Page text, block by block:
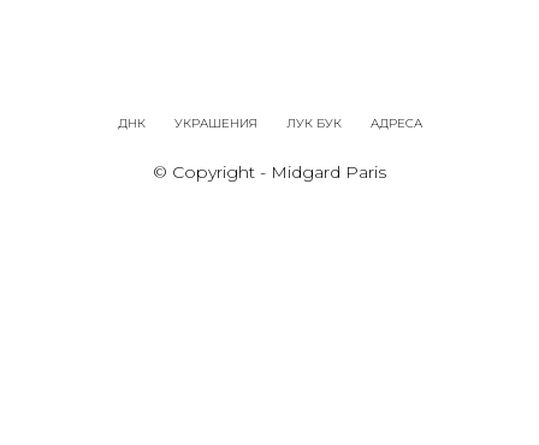
ДНК УКРАШЕНИЯ ЛУК БУК АДРЕСА
© Copyright - Midgard Paris